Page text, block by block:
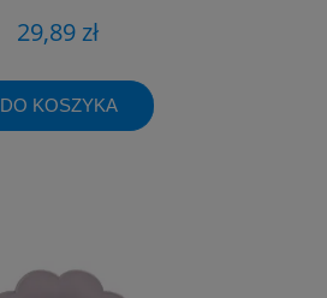
29,89 zł
DO KOSZYKA